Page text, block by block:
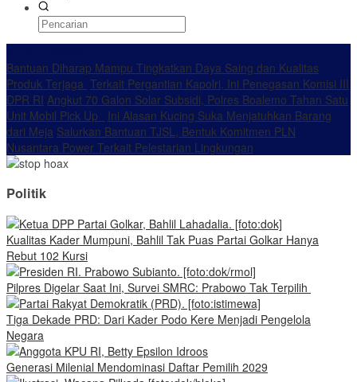
Bantuan Diharap Mampu Tingkatkan Daya Saing dan Kualitas
Produk Terjaga Terkait Pergantian Kapolri, Ini Penegasan Komisi III
DPR RI Angkut 70 Galon Solar Subsidi, Polres Boalemo Tahan Satu
Unit Mobil Pick Up
Ini Alasan Kucing Suka Menjatuhkan Barang
dari Meja Salurkan Bantuan TJSL, Bentuk Komitmen PLN
Nusantara Power Terkait Pelestarian Lingkungan
Politik
Kualitas Kader Mumpuni, Bahlil Tak Puas Partai Golkar Hanya
Rebut 102 Kursi
Pilpres Digelar Saat Ini, Survei SMRC: Prabowo Tak Terpilih
Tiga Dekade PRD: Dari Kader Podo Kere Menjadi Pengelola
Negara
Generasi Milenial Mendominasi Daftar Pemilih 2029